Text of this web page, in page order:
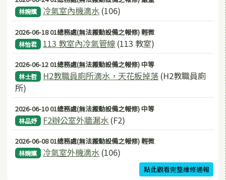
林婉嬪 冷氣室內機滴水 (106)
2026-06-18 01總務處(無法搬動設備之報修) 輕微
林怡君 113 教室內冷氣管線 (113 教室)
2026-06-12 01總務處(無法搬動設備之報修) 中等
林士哲 H2教職員廁所滴水，天花板掉落 (H2教職員廁
所)
2026-06-10 01總務處(無法搬動設備之報修) 中等
林品妤 F2辦公室外牆漏水 (F2)
2026-06-08 01總務處(無法搬動設備之報修) 輕微
林婉嬪 冷氣室外機滴水 (106)
點此觀看完整維修通報